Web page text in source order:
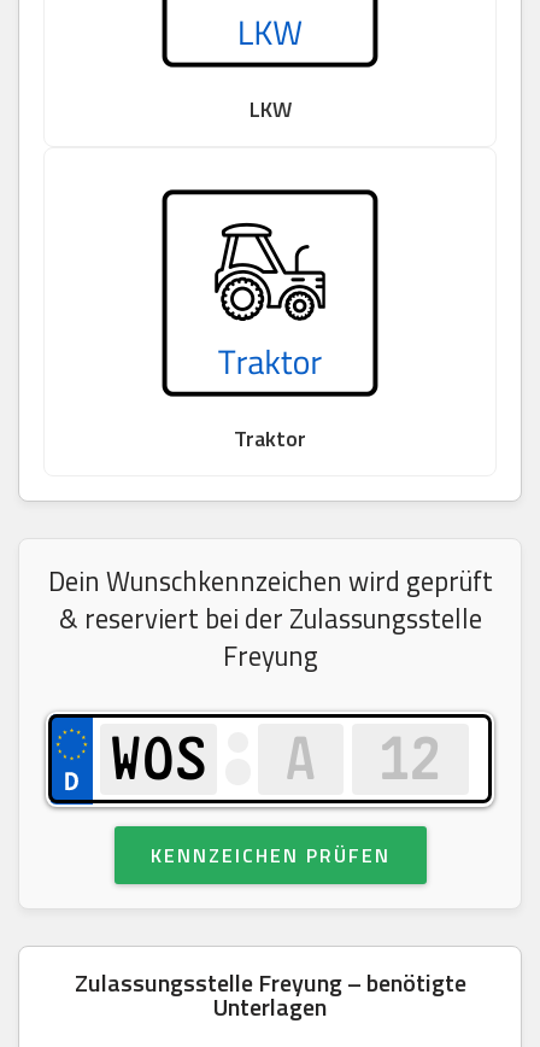
LKW
Traktor
Dein Wunschkennzeichen wird geprüft
& reserviert bei der Zulassungsstelle
Freyung
KENNZEICHEN PRÜFEN
Zulassungsstelle Freyung – benötigte
Unterlagen